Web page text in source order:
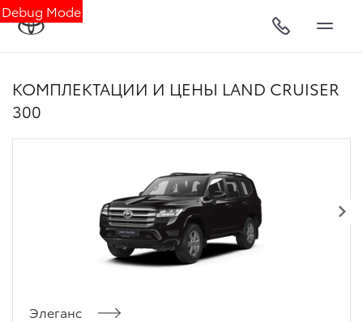
Debug Mode
КОМПЛЕКТАЦИИ И ЦЕНЫ LAND CRUISER
300
Элеганс